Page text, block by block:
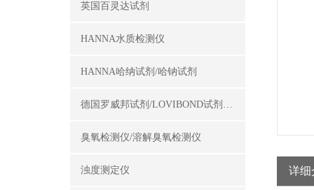
英国百灵达试剂
HANNA水质检测仪
HANNA哈纳试剂/哈钠试剂
德国罗威邦试剂/LOVIBOND试剂/罗威邦试剂
臭氧检测仪/溶解臭氧检测仪
浊度测定仪 详细